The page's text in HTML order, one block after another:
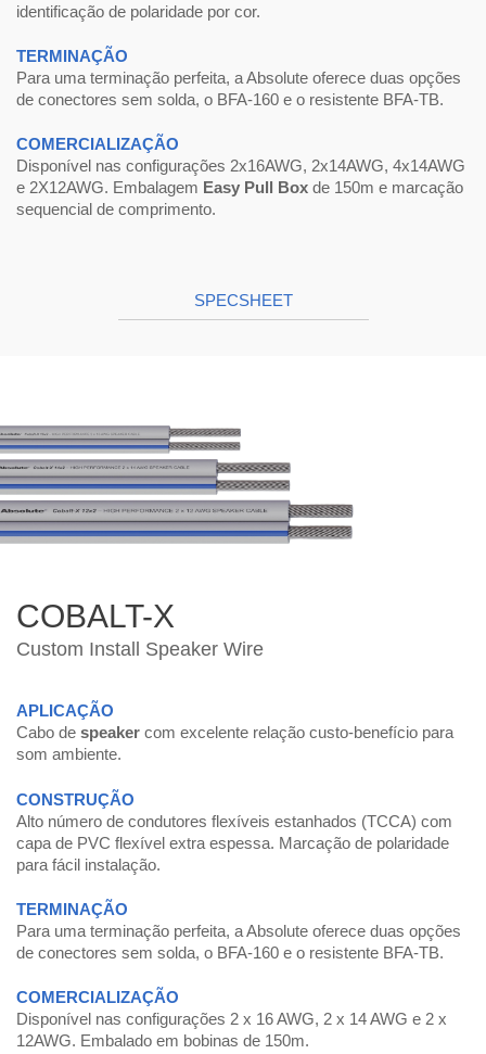
identificação de polaridade por cor.
TERMINAÇÃO
Para uma terminação perfeita, a Absolute oferece duas opções
de conectores sem solda, o BFA-160 e o resistente BFA-TB.
COMERCIALIZAÇÃO
Disponível nas configurações 2x16AWG, 2x14AWG, 4x14AWG
e 2X12AWG. Embalagem Easy Pull Box de 150m e marcação
sequencial de comprimento.
SPECSHEET
COBALT-X
Custom Install Speaker Wire
APLICAÇÃO
Cabo de speaker com excelente relação custo-benefício para
som ambiente.
CONSTRUÇÃO
Alto número de condutores flexíveis estanhados (TCCA) com
capa de PVC flexível extra espessa. Marcação de polaridade
para fácil instalação.
TERMINAÇÃO
Para uma terminação perfeita, a Absolute oferece duas opções
de conectores sem solda, o BFA-160 e o resistente BFA-TB.
COMERCIALIZAÇÃO
Disponível nas configurações 2 x 16 AWG, 2 x 14 AWG e 2 x
12AWG. Embalado em bobinas de 150m.